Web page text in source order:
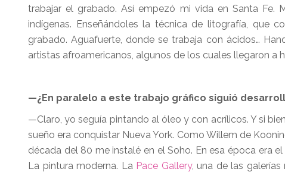
trabajar el grabado. Así empezó mi vida en Santa Fe.
indígenas. Enseñándoles la técnica de litografía, que
grabado. Aguafuerte, donde se trabaja con ácidos…
artistas afroamericanos, algunos de los cuales llegaron a
—¿En paralelo a este trabajo gráfico siguió
—Claro, yo seguía pintando al óleo y con acrílicos. Y si
sueño era conquistar Nueva York. Como Willem de
década del 80 me instalé en el Soho. En esa época era
La pintura moderna. La Pace Gallery, una de las